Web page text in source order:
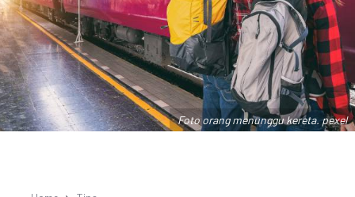
Foto orang menunggu kereta. pexel